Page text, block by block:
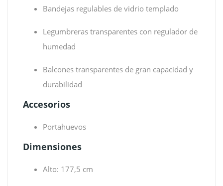
Bandejas regulables de vidrio templado
Legumbreras transparentes con regulador de
humedad
Balcones transparentes de gran capacidad y
durabilidad
Accesorios
Portahuevos
Dimensiones
Alto: 177,5 cm